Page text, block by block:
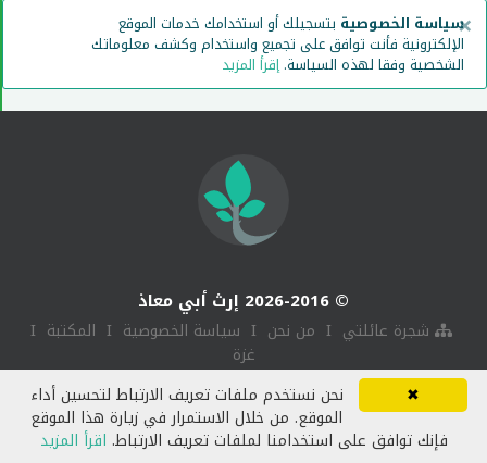
سياسة الخصوصية بتسجيلك أو استخدامك خدمات الموقع
الإلكترونية فأنت توافق على تجميع واستخدام وكشف معلوماتك
الشخصية وفقا لهذه السياسة.إقرأ المزيد
×
© 2026-2016 إرث أبي معاذ
شجرة عائلتي I من نحن I سياسة الخصوصية I المكتبة I
غزة
✖
نحن نستخدم ملفات تعريف الارتباط لتحسين أداء
الموقع. من خلال الاستمرار في زيارة هذا الموقع
فإنك توافق على استخدامنا لملفات تعريف الارتباط. اقرأ المزيد